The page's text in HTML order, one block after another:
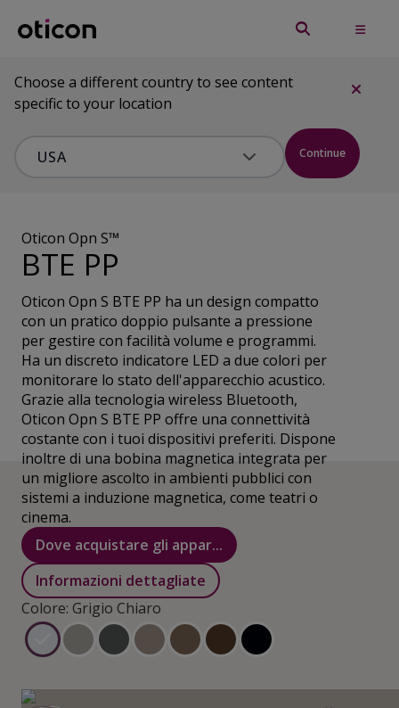
Choose a different country to see content
specific to your location
Continue
Oticon Opn S™
BTE PP
Oticon Opn S BTE PP ha un design compatto
con un pratico doppio pulsante a pressione
per gestire con facilità volume e programmi.
Ha un discreto indicatore LED a due colori per
monitorare lo stato dell'apparecchio acustico.
Grazie alla tecnologia wireless Bluetooth,
Oticon Opn S BTE PP offre una connettività
costante con i tuoi dispositivi preferiti. Dispone
inoltre di una bobina magnetica integrata per
un migliore ascolto in ambienti pubblici con
sistemi a induzione magnetica, come teatri o
cinema.
Dove acquistare gli appar...
Informazioni dettagliate
Colore: Grigio Chiaro